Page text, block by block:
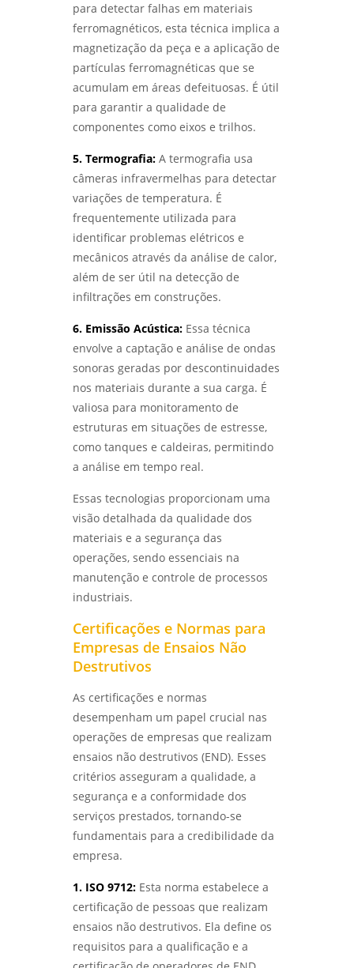
TESTES E ANÁLISES - LABMETAL
COMO REALIZAR ANÁLISE DE FALHAS EM
ROLAMENTOS EM SÃO PAULO COM EFICÁCIA -
LABMETAL
COMO REALIZAR UMA ANÁLISE DE FALHAS EM
ENGRENAGENS EM SP PARA OTIMIZAR A
ANÁLISE DE FALHAS EM ROLAMENTOS EM SP:
DIAGNÓSTICO EFICIENTE PARA INDÚSTRIAS -
LABMETAL
COMO A ANÁLISE DE FALHAS PARA
MANUTENÇÃO EM SP PODE AUMENTAR A
EFICÁCIA OPERACIONAL - LABMETAL
DESCUBRA COMO ESSA TÉCNICA REVELA A
ENSAIOS FÍSICOS MECÂNICOS: COMO
GARANTIR A QUALIDADE E A SEGURANÇA DOS
MATERIAIS - LABMETAL
ENTENDA O ENSAIO DE CORROSÃO POR PITE E
SUA IMPORTÂNCIA NA INDÚSTRIA - LABMETAL
ANÁLISE DE FALHAS EM ENGRENAGENS:
COMO IDENTIFICAR E CORRIGIR PROBLEMAS -
LABMETAL
ANÁLISE DE FALHAS EM EQUIPAMENTOS
ELÉTRICOS: IDENTIFICANDO PROBLEMAS E
SOLUÇÕES - LABMETAL
COMO REALIZAR UM ENSAIO DE CORROSÃO
ACELERADA EFICIENTE - LABMETAL
QUALIFICAÇÃO DE EPS GARANTE EFICIÊNCIA E
COMO ESCOLHER EMPRESAS DE ENSAIOS NÃO
DESTRUTIVOS COM QUALIDADE - LABMETAL
COMO A ANÁLISE METALOGRÁFICA
TRANSFORMA A INDÚSTRIA METALÚRGICA -
LABMETAL
ANÁLISE DE FALHAS EM MÁQUINAS E
EQUIPAMENTOS: COMO EVITAR PROBLEMAS E
DESCUBRA OS MELHORES LABORATÓRIOS DE
ANÁLISE DE FALHAS EM MÁQUINAS:
para detectar falhas em materiais
ferromagnéticos, esta técnica implica a
magnetização da peça e a aplicação de
partículas ferromagnéticas que se
acumulam em áreas defeituosas. É útil
para garantir a qualidade de
componentes como eixos e trilhos.
5. Termografia:A termografia usa
câmeras infravermelhas para detectar
variações de temperatura. É
frequentemente utilizada para
identificar problemas elétricos e
mecânicos através da análise de calor,
além de ser útil na detecção de
infiltrações em construções.
6. Emissão Acústica:Essa técnica
envolve a captação e análise de ondas
sonoras geradas por descontinuidades
nos materiais durante a sua carga. É
valiosa para monitoramento de
estruturas em situações de estresse,
como tanques e caldeiras, permitindo
a análise em tempo real.
Essas tecnologias proporcionam uma
visão detalhada da qualidade dos
materiais e a segurança das
operações, sendo essenciais na
manutenção e controle de processos
industriais.
Certificações e Normas para
Empresas de Ensaios Não
Destrutivos
As certificações e normas
desempenham um papel crucial nas
operações de empresas que realizam
ensaios não destrutivos (END). Esses
critérios asseguram a qualidade, a
segurança e a conformidade dos
serviços prestados, tornando-se
fundamentais para a credibilidade da
empresa.
1. ISO 9712:Esta norma estabelece a
certificação de pessoas que realizam
ensaios não destrutivos. Ela define os
requisitos para a qualificação e a